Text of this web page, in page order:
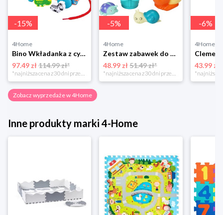
-15%
4Home
Bino Wkładanka z cymbałkami Auto, pomarańczowa
97.49 zł114.99 zł*
*najniższa cena z 30 dni przed obniżką
-5%
4Home
Zestaw zabawek do kąpieli Pelikan, od 4 miesięcy 4-Home
48.99 zł 51.49 zł*
*najniższa cena z 30 dni przed obniżką
-6%
4Home
43.99 zł
Zobacz wyprzedaże w 4Home
Inne produkty marki 4-Home